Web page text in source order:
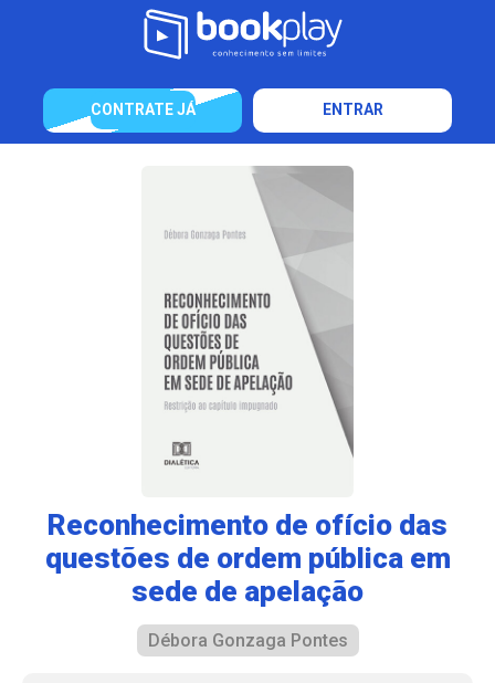
CONTRATE JÁ ENTRAR
Reconhecimento de ofício das
questões de ordem pública em
sede de apelação
Débora Gonzaga Pontes